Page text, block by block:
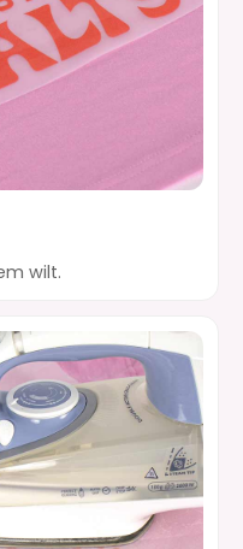
wilt.